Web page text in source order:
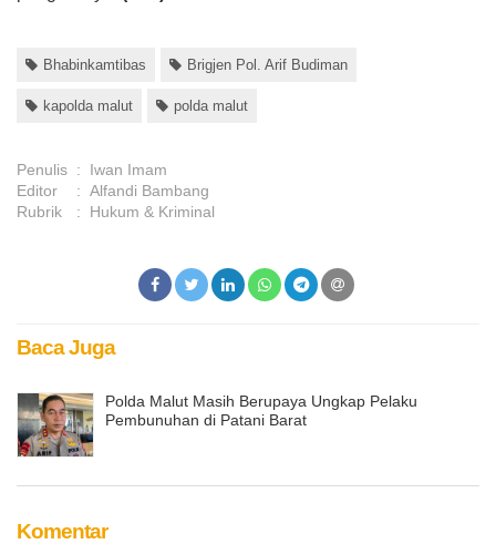
Bhabinkamtibas Brigjen Pol. Arif Budiman
kapolda malut polda malut
Penulis :
Iwan Imam
Editor
: Alfandi Bambang
Rubrik
: Hukum & Kriminal
Baca Juga
Polda Malut Masih Berupaya Ungkap Pelaku
Pembunuhan di Patani Barat
Komentar